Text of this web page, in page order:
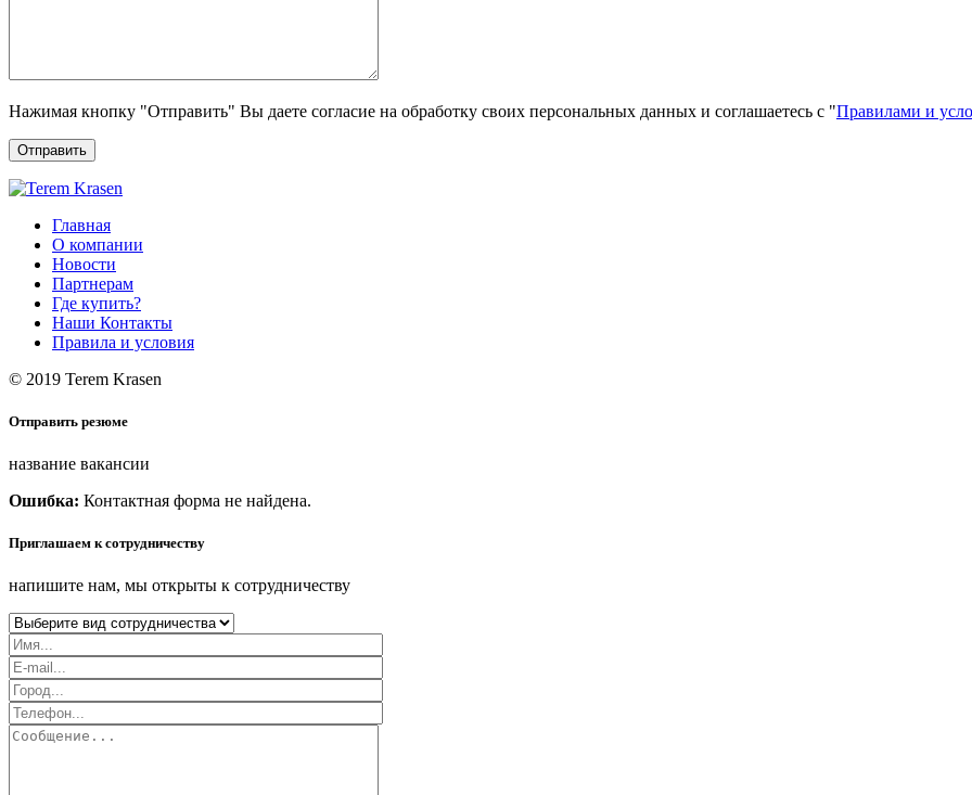
Нажимая кнопку "Отправить" Вы даете согласие на обработку своих персональных данных и соглашаетесь с "Правилами и
Отправить
Главная
О компании
Новости
Партнерам
Где купить?
Наши Контакты
Правила и условия
© 2019 Terem Krasen
Отправить резюме
название вакансии
Ошибка: Контактная форма не найдена.
Приглашаем к сотрудничеству
напишите нам, мы открыты к сотрудничеству